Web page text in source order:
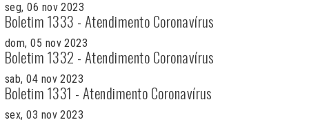
seg, 06 nov 2023
Boletim 1333 - Atendimento Coronavírus
dom, 05 nov 2023
Boletim 1332 - Atendimento Coronavírus
sab, 04 nov 2023
Boletim 1331 - Atendimento Coronavírus
sex, 03 nov 2023